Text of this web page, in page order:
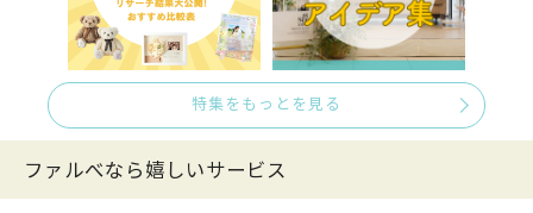
特集をもっとを見る
ファルべなら嬉しいサービス